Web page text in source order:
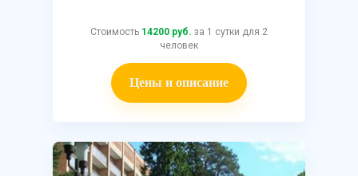
Стоимость 14200 руб. за 1 сутки для 2
человек
Цены и описание